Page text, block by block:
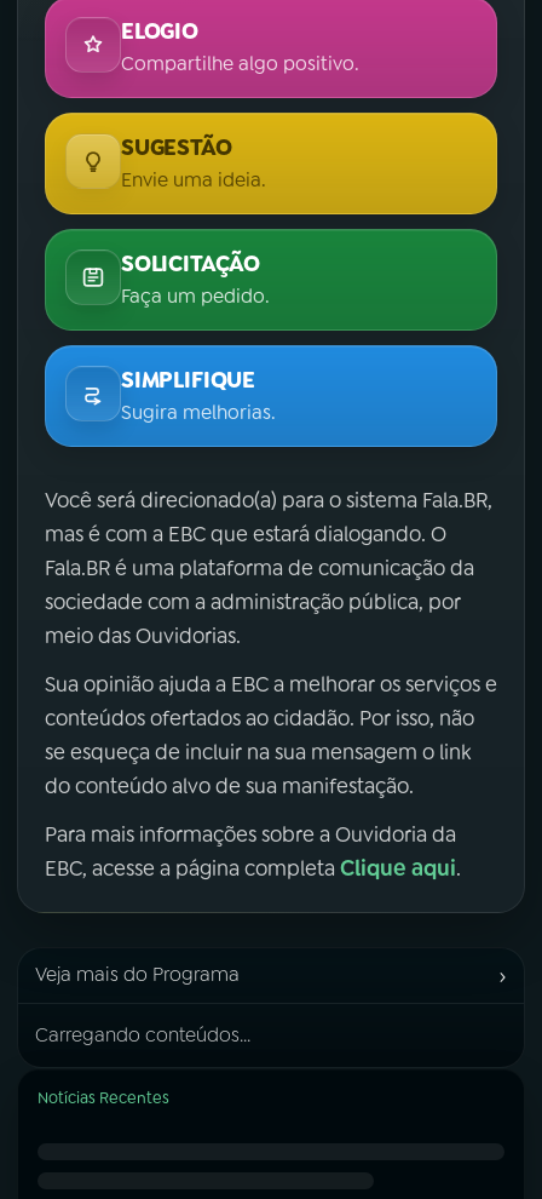
ELOGIO
Compartilhe algo positivo.
SUGESTÃO
Envie uma ideia.
SOLICITAÇÃO
Faça um pedido.
SIMPLIFIQUE
Sugira melhorias.
Você será direcionado(a) para o sistema Fala.BR,
mas é com a EBC que estará dialogando. O
Fala.BR é uma plataforma de comunicação da
sociedade com a administração pública, por
meio das Ouvidorias.
Sua opinião ajuda a EBC a melhorar os serviços e
conteúdos ofertados ao cidadão. Por isso, não
se esqueça de incluir na sua mensagem o link
do conteúdo alvo de sua manifestação.
Para mais informações sobre a Ouvidoria da
EBC, acesse a página completa Clique aqui.
Veja mais do Programa ›
Carregando conteúdos...
Notícias Recentes